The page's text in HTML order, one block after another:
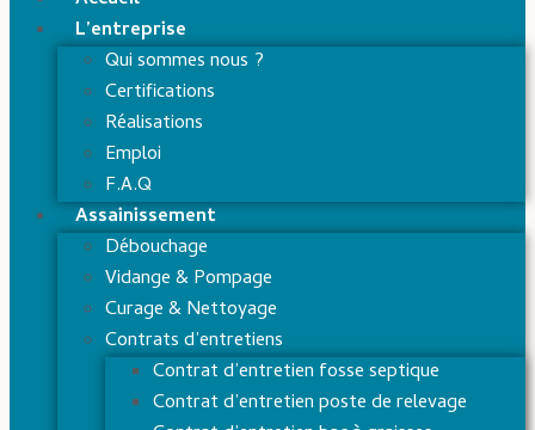
L’entreprise
Qui sommes nous ?
Certifications
Réalisations
Emploi
F.A.Q
Assainissement
Débouchage
Vidange & Pompage
Curage & Nettoyage
Contrats d’entretiens
Contrat d’entretien fosse septique
Contrat d’entretien poste de relevage